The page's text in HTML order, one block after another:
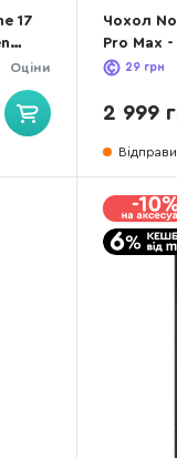
17
Оціни
Чохол
Pro Max
Black
29грн
2 999